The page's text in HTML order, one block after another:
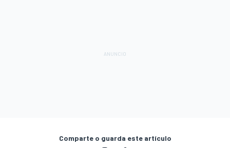
Comparte o guarda este artículo